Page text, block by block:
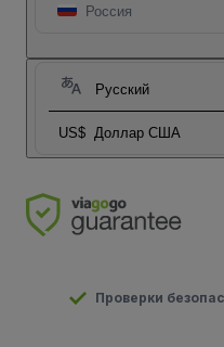
Россия
Русский
US$ Доллар США
Проверки